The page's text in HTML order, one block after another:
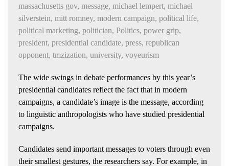
massachusetts gov, message, michael lempert, michael
silverstein, mitt romney, modern campaign, political life,
political marketing, politician, Politics, power grip,
president, presidential candidate, press, republican
opponent, tmzization, university, voyeurism
The wide swings in debate performances by this year’s
presidential candidates reflect the fact that in modern
campaigns, a candidate’s image is the message, according
to linguistic anthropologists who have studied presidential
campaigns.
Candidates send important messages to voters through even
their smallest gestures, the researchers say. For example, in